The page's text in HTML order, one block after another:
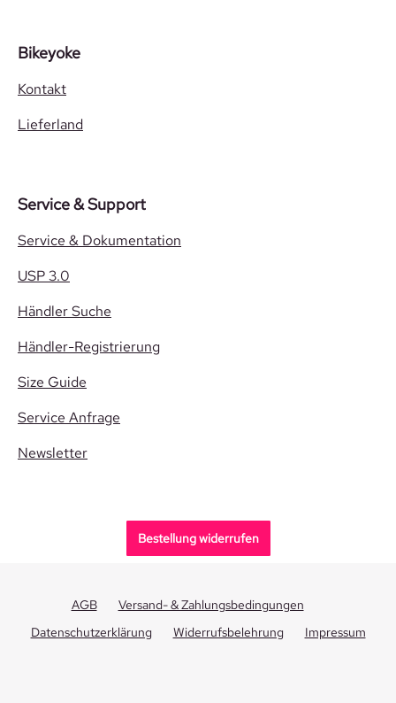
Bikeyoke
Kontakt
Lieferland
Service & Support
Service & Dokumentation
USP 3.0
Händler Suche
Händler-Registrierung
Size Guide
Service Anfrage
Newsletter
Bestellung widerrufen
AGB
Versand- & Zahlungsbedingungen
Datenschutzerklärung
Widerrufsbelehrung Impressum